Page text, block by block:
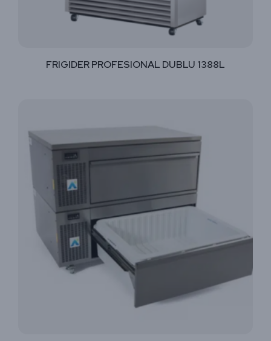
FRIGIDER PROFESIONAL DUBLU 1388L